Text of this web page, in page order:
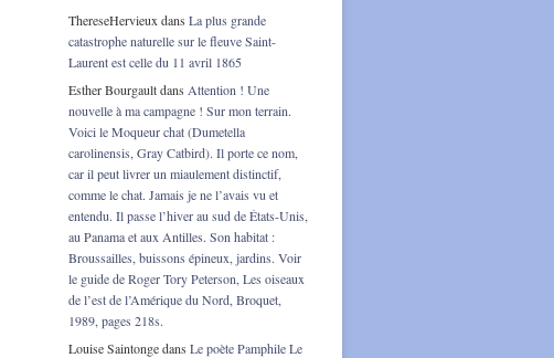
ThereseHervieux dans La plus grande
catastrophe naturelle sur le fleuve Saint-
Laurent est celle du 11 avril 1865
Esther Bourgaultdans Attention ! Une
nouvelle à ma campagne ! Sur mon terrain.
Voici le Moqueur chat (Dumetella
carolinensis, Gray Catbird). Il porte ce nom,
car il peut livrer un miaulement distinctif,
comme le chat. Jamais je ne l’avais vu et
entendu. Il passe l’hiver au sud de États-Unis,
au Panama et aux Antilles. Son habitat :
Broussailles, buissons épineux, jardins. Voir
le guide de Roger Tory Peterson, Les oiseaux
de l’est de l’Amérique du Nord, Broquet,
1989, pages 218s.
Louise Saintongedans Le poète Pamphile Le